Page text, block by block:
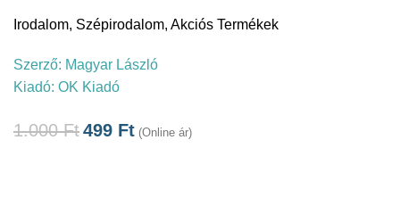
Irodalom, Szépirodalom, Akciós Termékek
Szerző: Magyar László
Kiadó: OK Kiadó
1.000Ft499 Ft (Online ár)